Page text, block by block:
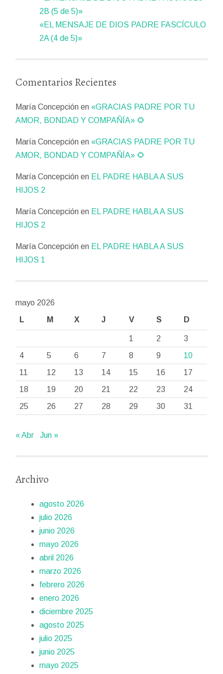
2B (5 de 5)»
«EL MENSAJE DE DIOS PADRE FASCÍCULO
2A (4 de 5)»
Comentarios Recientes
María Concepción en «GRACIAS PADRE POR TU
AMOR, BONDAD Y COMPAÑÍA» 🌻
María Concepción en «GRACIAS PADRE POR TU
AMOR, BONDAD Y COMPAÑÍA» 🌻
María Concepción en EL PADRE HABLA A SUS
HIJOS 2
María Concepción en EL PADRE HABLA A SUS
HIJOS 2
María Concepción en EL PADRE HABLA A SUS
HIJOS 1
mayo 2026
L
M X J V S D
1 2
3
4
5 6 7 8 9
10
11
12 13 14 15 16
17
18
19 20 21 22 23
24
25
26 27 28 29 30 31
« Abr Jun »
Archivo
agosto 2026
julio 2026
junio 2026
mayo 2026
abril 2026
marzo 2026
febrero 2026
enero 2026
diciembre 2025
agosto 2025
julio 2025
junio 2025
mayo 2025